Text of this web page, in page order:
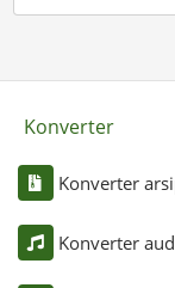
Konverter
Konverter
Konverter